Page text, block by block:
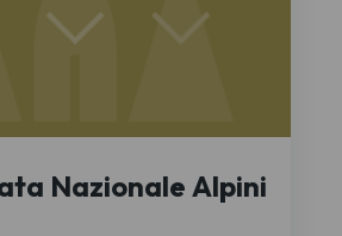
Nazionale Alpini